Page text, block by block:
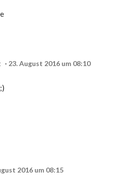
23. August 2016 um 08:10
2016 um 08:15